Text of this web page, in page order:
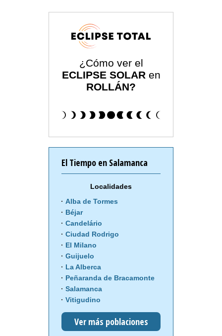
¿Cómo ver el
ECLIPSE SOLAR en
ROLLÁN?
El Tiempo en Salamanca
Localidades
Alba de Tormes
Béjar
Candelário
Ciudad Rodrigo
El Milano
Guijuelo
La Alberca
Peñaranda de Bracamonte
Salamanca
Vitigudino
Ver más poblaciones